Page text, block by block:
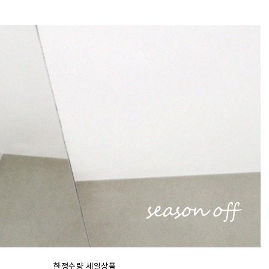
한정수량 세일상품